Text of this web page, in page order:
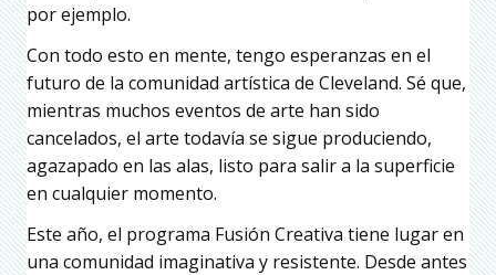
por ejemplo.
Con todo esto en mente, tengo esperanzas en el
futuro de la comunidad artística de Cleveland. Sé que,
mientras muchos eventos de arte han sido
cancelados, el arte todavía se sigue produciendo,
agazapado en las alas, listo para salir a la superficie
en cualquier momento.
Este año, el programa Fusión Creativa tiene lugar en
una comunidad imaginativa y resistente. Desde antes